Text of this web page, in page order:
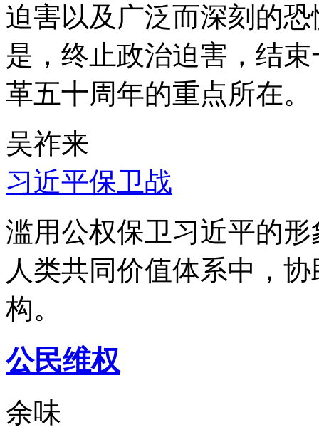
迫害以及广泛而深刻的
是，终止政治迫害，结
革五十周年的重点所在。
吴祚来
习近平保卫战
滥用公权保卫习近平的
人类共同价值体系中，
构。
公民维权
余味